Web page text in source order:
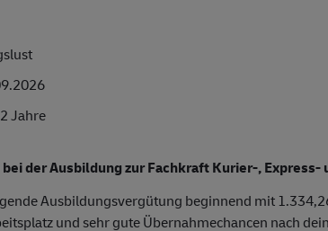
2 Jahre
der Ausbildung zur Fachkraft Kurier-,
Ausbildungsvergütung beginnend mit
und sehr gute Übernahmechancen nach